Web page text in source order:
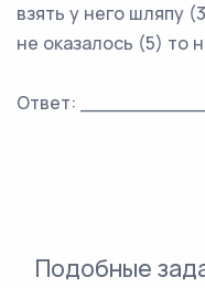
взять у него шляпу
не оказалось (5) то
Ответ:
Подобные